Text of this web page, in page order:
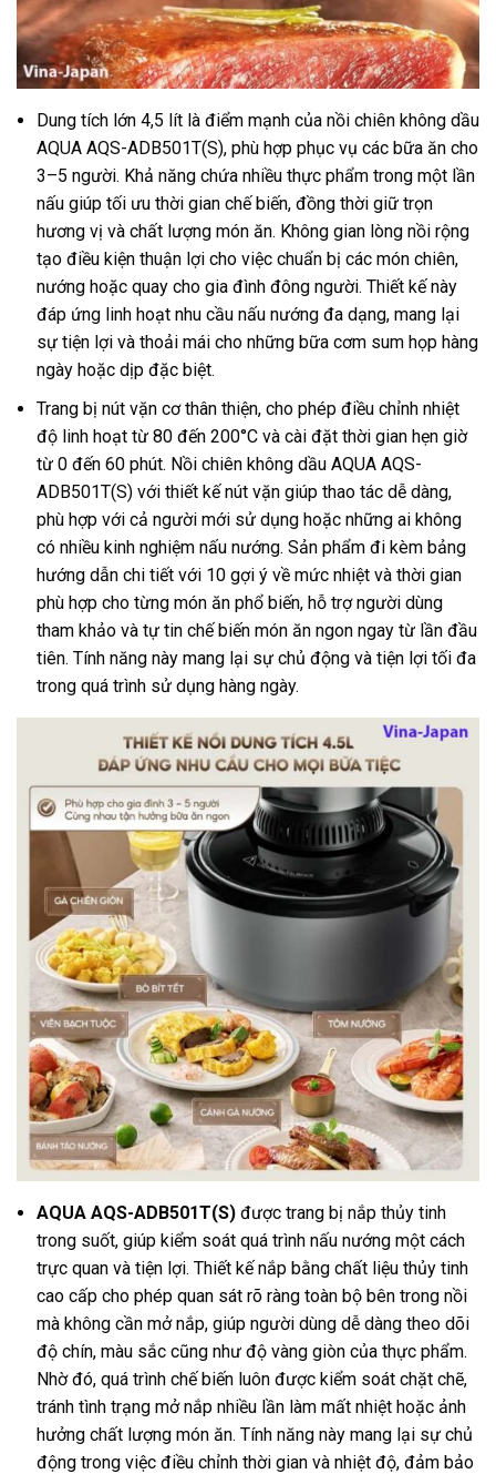
Dung tích lớn 4,5 lít là điểm mạnh của nồi chiên không dầu
AQUA AQS-ADB501T(S), phù hợp phục vụ các bữa ăn cho
3–5 người. Khả năng chứa nhiều thực phẩm trong một lần
nấu giúp tối ưu thời gian chế biến, đồng thời giữ trọn
hương vị và chất lượng món ăn. Không gian lòng nồi rộng
tạo điều kiện thuận lợi cho việc chuẩn bị các món chiên,
nướng hoặc quay cho gia đình đông người. Thiết kế này
đáp ứng linh hoạt nhu cầu nấu nướng đa dạng, mang lại
sự tiện lợi và thoải mái cho những bữa cơm sum họp hàng
ngày hoặc dịp đặc biệt.
Trang bị nút vặn cơ thân thiện, cho phép điều chỉnh nhiệt
độ linh hoạt từ 80 đến 200°C và cài đặt thời gian hẹn giờ
từ 0 đến 60 phút. Nồi chiên không dầu AQUA AQS-
ADB501T(S) với thiết kế nút vặn giúp thao tác dễ dàng,
phù hợp với cả người mới sử dụng hoặc những ai không
có nhiều kinh nghiệm nấu nướng. Sản phẩm đi kèm bảng
hướng dẫn chi tiết với 10 gợi ý về mức nhiệt và thời gian
phù hợp cho từng món ăn phổ biến, hỗ trợ người dùng
tham khảo và tự tin chế biến món ăn ngon ngay từ lần đầu
tiên. Tính năng này mang lại sự chủ động và tiện lợi tối đa
trong quá trình sử dụng hàng ngày.
AQUA AQS-ADB501T(S) được trang bị nắp thủy tinh
trong suốt, giúp kiểm soát quá trình nấu nướng một cách
trực quan và tiện lợi. Thiết kế nắp bằng chất liệu thủy tinh
cao cấp cho phép quan sát rõ ràng toàn bộ bên trong nồi
mà không cần mở nắp, giúp người dùng dễ dàng theo dõi
độ chín, màu sắc cũng như độ vàng giòn của thực phẩm.
Nhờ đó, quá trình chế biến luôn được kiểm soát chặt chẽ,
tránh tình trạng mở nắp nhiều lần làm mất nhiệt hoặc ảnh
hưởng chất lượng món ăn. Tính năng này mang lại sự chủ
động trong việc điều chỉnh thời gian và nhiệt độ, đảm bảo